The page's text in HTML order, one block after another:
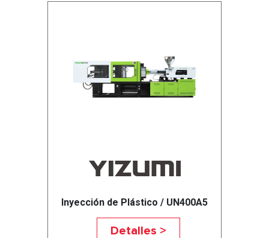
Inyección de Plástico / UN400A5
Detalles >